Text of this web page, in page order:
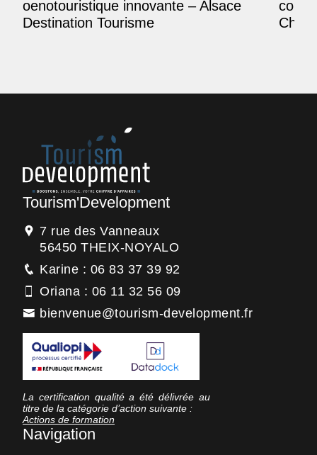
oenotouristique innovante – Alsace
Destination Tourisme
Tourism'Development
7 rue des Vanneaux
56450 THEIX-NOYALO
Karine : 06 83 37 39 92
Oriana : 06 11 32 56 09
bienvenue@tourism-development.fr
La certification qualité a été délivrée au
titre de la catégorie d’action suivante :
Actions de formation
Navigation